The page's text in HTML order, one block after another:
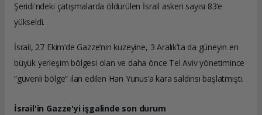
Şeridi'ndeki çatışmalarda öldürülen İsrail askeri sayısı 83’e
yükseldi.
İsrail, 27 Ekim’de Gazze’nin kuzeyine, 3 Aralık’ta da güneyin en
büyük yerleşim bölgesi olan ve daha önce Tel Aviv yönetimince
“güvenli bölge” ilan edilen Han Yunus’a kara saldırısı başlatmıştı.
İsrail'in Gazze'yi işgalinde son durum